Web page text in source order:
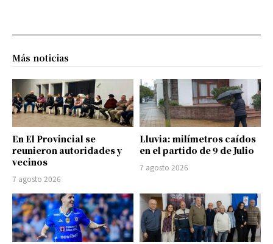
Más noticias
En El Provincial se
reunieron autoridades y
vecinos
7 agosto 2026
Lluvia: milímetros caídos
en el partido de 9 de Julio
7 agosto 2026